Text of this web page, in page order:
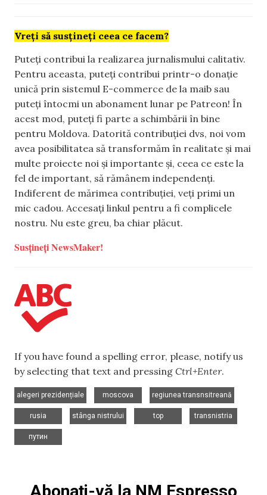
Vreți să susțineți ceea ce facem?
Puteți contribui la realizarea jurnalismului calitativ.
Pentru aceasta, puteți contribui printr-o donație
unică prin sistemul E-commerce de la maib sau
puteți întocmi un abonament lunar pe Patreon! În
acest mod, puteți fi parte a schimbării în bine
pentru Moldova. Datorită contribuției dvs, noi vom
avea posibilitatea să transformăm în realitate și mai
multe proiecte noi și importante și, ceea ce este la
fel de important, să rămânem independenți.
Indiferent de mărimea contribuției, veți primi un
mic cadou. Accesați linkul pentru a fi complicele
nostru. Nu este greu, ba chiar plăcut.
Susțineți NewsMaker!
If you have found a spelling error, please, notify us
by selecting that text and pressing Ctrl+Enter.
alegeri prezidențiale
moscova
regiunea transnsitreană
rusia
stânga nistrului
top
transnistria
путин